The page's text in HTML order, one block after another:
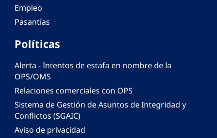
Empleo
Pasantías
Políticas
Alerta - Intentos de estafa en nombre de la
OPS/OMS
Relaciones comerciales con OPS
Sistema de Gestión de Asuntos de Integridad y
Conflictos (SGAIC)
Aviso de privacidad